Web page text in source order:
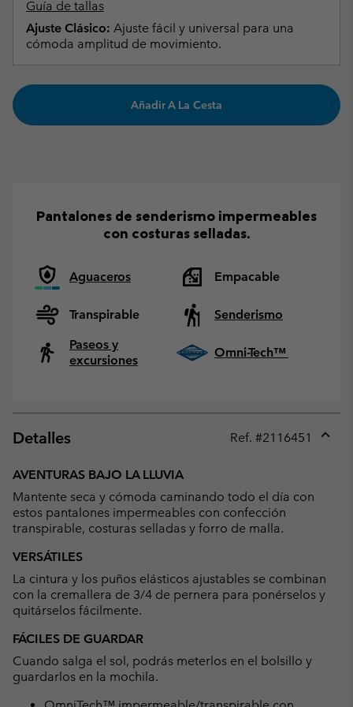
Guía de tallas
Ajuste Clásico: Ajuste fácil y universal para una
cómoda amplitud de movimiento.
Añadir A La Cesta
Pantalones de senderismo impermeables
con costuras selladas.
Aguaceros Empacable
Transpirable
Senderismo
Paseos y
excursiones
Omni-Tech™
Detalles Ref. #2116451
AVENTURAS BAJO LA LLUVIA
Mantente seca y cómoda caminando todo el día con
estos pantalones impermeables con confección
transpirable, costuras selladas y forro de malla.
VERSÁTILES
La cintura y los puños elásticos ajustables se combinan
con la cremallera de 3/4 de pernera para ponérselos y
quitárselos fácilmente.
FÁCILES DE GUARDAR
Cuando salga el sol, podrás meterlos en el bolsillo y
guardarlos en la mochila.